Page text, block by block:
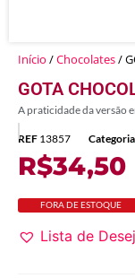
Início /Chocolates/
GOTA
A praticidade da versão
REF 13857 Categoria
R$34,50
FORA DE ESTOQUE
Lista de